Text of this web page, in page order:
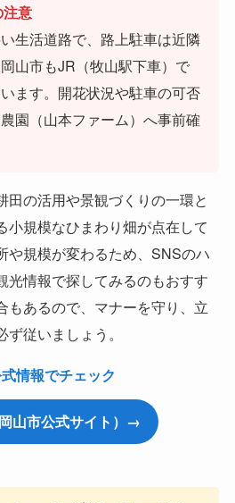
意
生活道路で、路上駐車は近隣
山市もJR（牧山駅下車）で
ます。開花状況や駐車の可否
園（山本ファーム）へ事前確
田の活用や景観づくりの一環と
小規模なひまわり畑が点在して
や規模が変わるため、SNSのハ
光情報で探してみるのもおすす
もあるので、マナーを守り、立
従いましょう。
情報でチェック
山市公式サイト）→